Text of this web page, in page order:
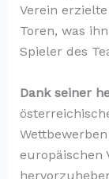
Verein
Toren, was
Spieler des
Dank seiner
europäischen